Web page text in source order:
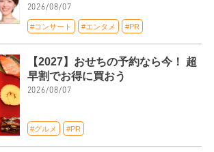
2026/08/07
#コンサート #エンタメ #PR
【2027】おせちの予約なら今！ 超
早割でお得に買おう
2026/08/07
#グルメ #PR